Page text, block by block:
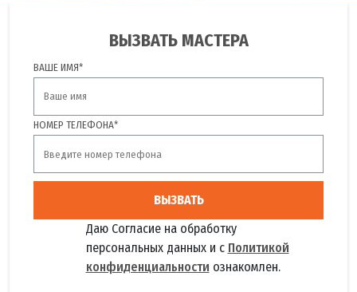
ВЫЗВАТЬ МАСТЕРА
ВАШЕ ИМЯ*
НОМЕР ТЕЛЕФОНА*
ВЫЗВАТЬ
Даю Согласие на обработку
персональных данных и с Политикой
конфиденциальности ознакомлен.